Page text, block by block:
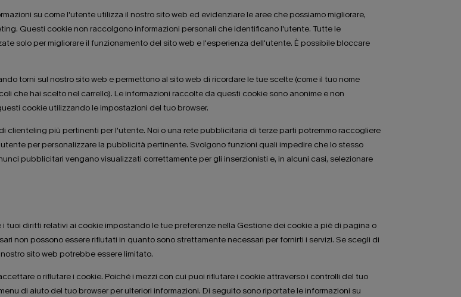
su come l'utente utilizza il nostro sito web ed evidenziare le aree che possiamo migliorare,
Questi cookie non raccolgono informazioni personali che identificano l'utente. Tutte le
solo per migliorare il funzionamento del sito web e l'esperienza dell'utente. È possibile bloccare
torni sul nostro sito web e permettono al sito web di ricordare le tue scelte (come il tuo nome
che hai scelto nel carrello). Le informazioni raccolte da questi cookie sono anonime e non
cookie utilizzando le impostazioni del tuo browser.
clienteling più pertinenti per l'utente. Noi o una rete pubblicitaria di terze parti potremmo raccogliere
per personalizzare la pubblicità pertinente. Svolgono funzioni quali impedire che lo stesso
pubblicitari vengano visualizzati correttamente per gli inserzionisti e, in alcuni casi, selezionare
tuoi diritti relativi ai cookie impostando le tue preferenze nella Gestione dei cookie a piè di pagina o
non possono essere rifiutati in quanto sono strettamente necessari per fornirti i servizi. Se scegli di
sito web potrebbe essere limitato.
o rifiutare i cookie. Poiché i mezzi con cui puoi rifiutare i cookie attraverso i controlli del tuo
di aiuto del tuo browser per ulteriori informazioni. Di seguito sono riportate le informazioni su